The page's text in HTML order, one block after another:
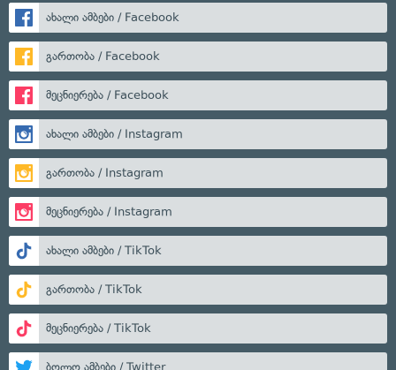
ახალი ამბები / Facebook
გართობა / Facebook
მეცნიერება / Facebook
ახალი ამბები / Instagram
გართობა / Instagram
მეცნიერება / Instagram
ახალი ამბები / TikTok
გართობა / TikTok
მეცნიერება / TikTok
ბოლო ამბები / Twitter